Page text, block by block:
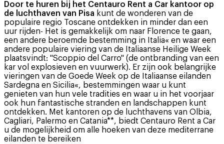
Door te huren bij het Centauro Rent a Car kantoor op
de luchthaven van Pisa kunt de wonderen van de
populaire regio Toscane ontdekken in minder dan een
uur rijden- Het is gemakkelijk om naar Florence te gaan,
een andere beroemde bestemming in Italia« en waar een
andere populaire viering van de Italiaanse Heilige Week
plaatsvindt: "Scoppio del Carro" (de ontbranding van een
kar vol explosieven en vuurwerk). Er zijn ook belangrijke
vieringen van de Goede Week op de Italiaanse eilanden
Sardegna en Sicilia«, bestemmingen waar u kunt
genieten van hun vele tradities en waar u in het voorjaar
ook hun fantastische stranden en landschappen kunt
ontdekken. Met kantoren op de luchthavens van Olbia,
Cagliari, Palermo en Catania**, biedt Centauro Rent a Car
u de mogelijkheid om alle hoeken van deze mediterrane
eilanden te bereiken